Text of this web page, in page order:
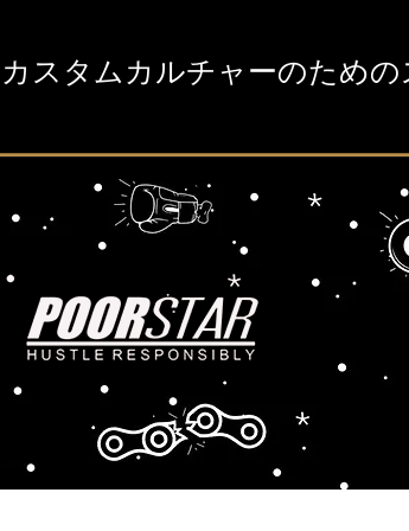
スタムカルチャーのため